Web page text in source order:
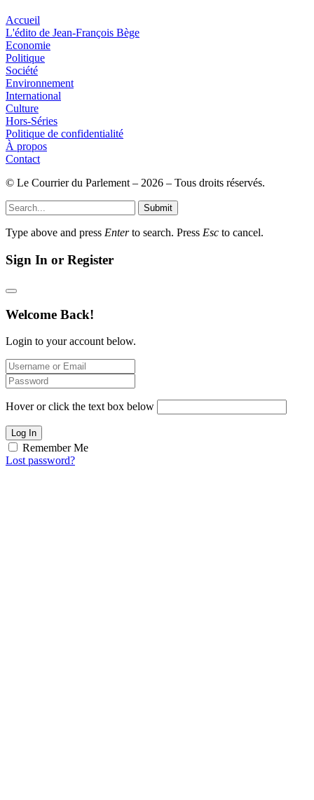
Accueil
L'édito de Jean-François Bège
Economie
Politique
Société
Environnement
International
Culture
Hors-Séries
Politique de confidentialité
À propos
Contact
© Le Courrier du Parlement – 2026 – Tous droits réservés.
Submit
Type above and press Enterto search. Press Esc to cancel.
Sign In or Register
Welcome Back!
Login to your account below.
Hover or click the text box below
Log In
Remember Me
Lost password?